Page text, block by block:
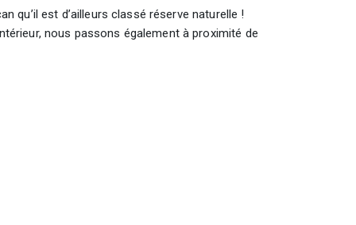
qu’il est d’ailleurs classé réserve naturelle !
nous passons également à proximité de